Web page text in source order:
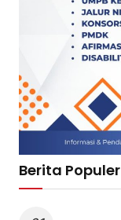
Berita Populer